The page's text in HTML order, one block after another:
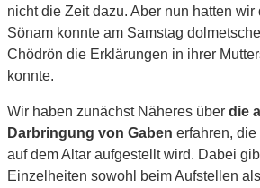
nicht die Zeit dazu. Aber nun hatten wir
Sönam konnte am Samstag
Chödrön die Erklärungen in ihrer
konnte.
Wir haben zunächst Näheres über die
Darbringung von Gaben erfahren,
auf dem Altar aufgestellt wird. Dabei
Einzelheiten sowohl beim Aufstellen